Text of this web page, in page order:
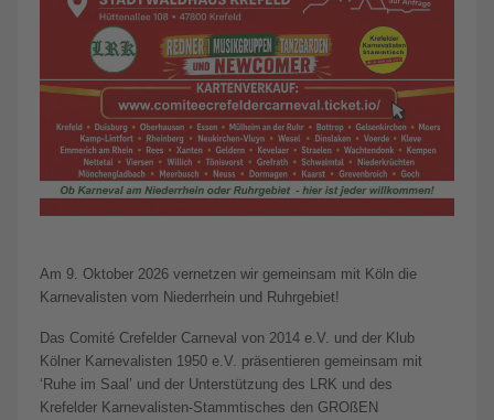
Am 9. Oktober 2026 vernetzen wir gemeinsam mit Köln die
Karnevalisten vom Niederrhein und Ruhrgebiet!
Das Comité Crefelder Carneval von 2014 e.V. und der Klub
Kölner Karnevalisten 1950 e.V. präsentieren gemeinsam mit
‘Ruhe im Saal’ und der Unterstützung des LRK und des
Krefelder Karnevalisten-Stammtisches den GROßEN